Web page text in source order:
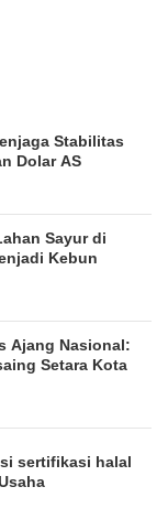
Stabilitas
Dolar AS
Sayur di
Kebun
Ajang Nasional:
Setara Kota
sertifikasi halal